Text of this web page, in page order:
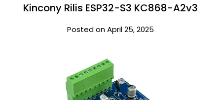
Kincony Rilis ESP32-S3 KC868-A2v3
Posted on April 25, 2025